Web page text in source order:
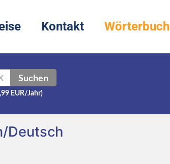
Kontakt Wörterbuch
Suchen
EUR/Jahr)
Deutsch